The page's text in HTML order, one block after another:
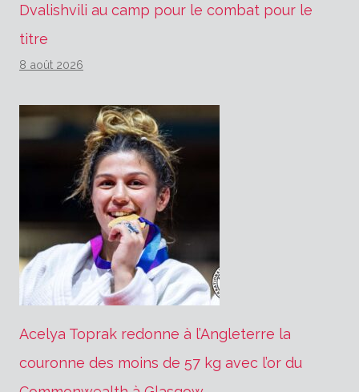
Dvalishvili au camp pour le combat pour le
titre
8 août 2026
Acelya Toprak redonne à l’Angleterre la
couronne des moins de 57 kg avec l’or du